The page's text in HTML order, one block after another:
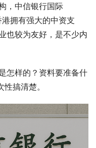
，中信银行国际
拥有强大的中资支
也较为友好，是不少内
怎样的？资料要准备什
搞清楚。